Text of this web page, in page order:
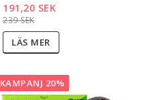
239 SEK
191,20 SEK
LÄS MER
KAMPANJ 20%